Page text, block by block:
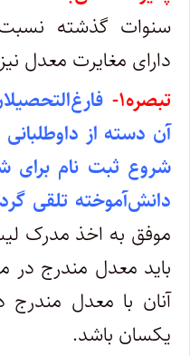
سنوات گذشته نسبت
دارای مغایرت معدل
تبصره‌۱-
شروع ثبت نام برای
دانش‌آموخته تلقی
موفق به اخذ مدرک
باید معدل‌ مندرج‌
آنان با معدل
یکسان باشد.